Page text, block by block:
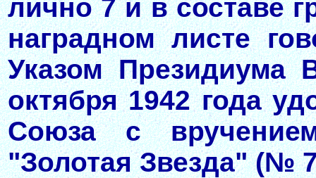
лично 7 и в составе
наградном листе
Указом Президиума
октября 1942 года
Союза с
"Золотая Звезда" (№